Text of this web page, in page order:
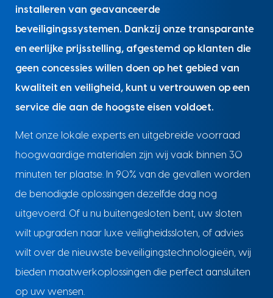
installeren van geavanceerde
beveiligingssystemen. Dankzij onze transparante
en eerlijke prijsstelling, afgestemd op klanten die
geen concessies willen doen op het gebied van
kwaliteit en veiligheid, kunt u vertrouwen op een
service die aan de hoogste eisen voldoet.
Met onze lokale experts en uitgebreide voorraad
hoogwaardige materialen zijn wij vaak binnen 30
minuten ter plaatse. In 90% van de gevallen worden
de benodigde oplossingen dezelfde dag nog
uitgevoerd. Of u nu buitengesloten bent, uw sloten
wilt upgraden naar luxe veiligheidssloten, of advies
wilt over de nieuwste beveiligingstechnologieën, wij
bieden maatwerkoplossingen die perfect aansluiten
op uw wensen.